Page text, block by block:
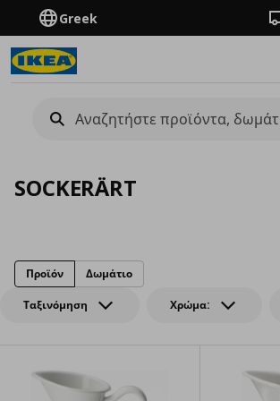
Greek
SOCKERÄRT
Ταξινόμηση Χρώμα:
Προϊόν Δωμάτιο